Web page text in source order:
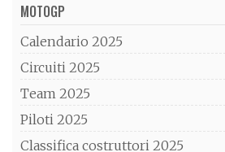
MOTOGP
Calendario 2025
Circuiti 2025
Team 2025
Piloti 2025
Classifica costruttori 2025